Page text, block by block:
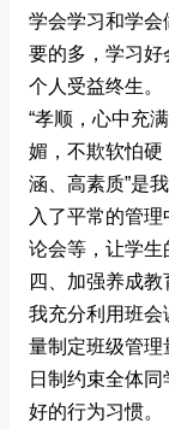
学会学习和学
要的多，学习好
个人受益终生。
“孝顺，心中充
媚，不欺软怕硬
涵、高素质”是
入了平常的管
论会等，让学生
四、加强养成
我充分利用班会
量制定班级管理
日制约束全体
好的行为习惯。